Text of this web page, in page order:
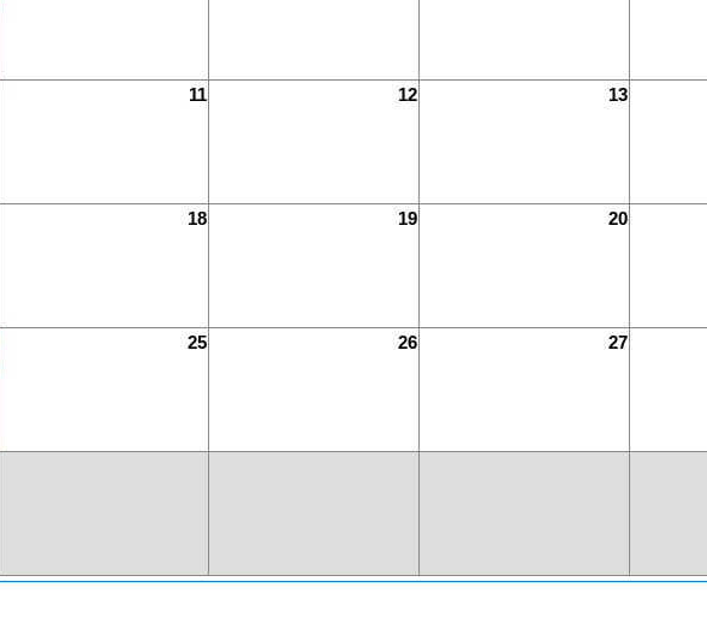
11 12 13
18 19 20
25 26 27